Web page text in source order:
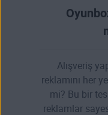
Alışveriş
reklamını her
mi? Bu bir
reklamlar